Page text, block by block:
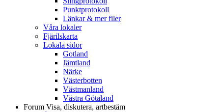
Punktprotokoll
Länkar & mer filer
Våra lokaler
Fjärilskarta
Lokala sidor
Gotland
Jämtland
Närke
Västerbotten
Västmanland
Västra Götaland
Forum Visa, diskutera, artbestäm